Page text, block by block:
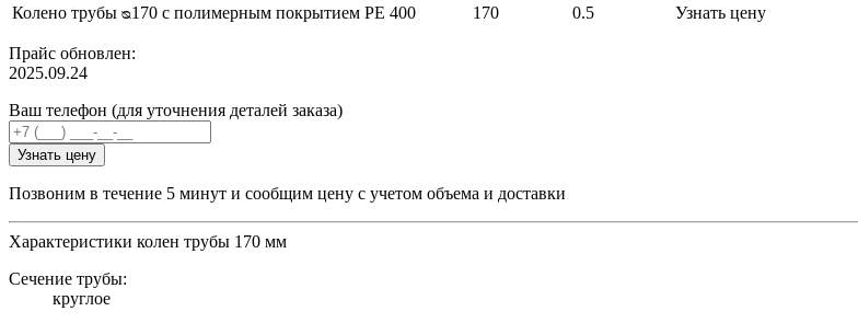
Колено трубы ᴓ170 с полимерным покрытием PE 400 170 0.5 Узнать цену
Прайс обновлен:
2025.09.24
Ваш телефон (для уточнения деталей заказа)
Узнать цену
Позвоним в течение 5 минут и сообщим цену с учетом объема и доставки
Характеристики колен трубы 170 мм
Сечение трубы:
круглое